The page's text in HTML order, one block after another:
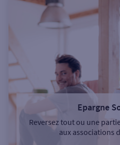
Epargne
Reversez tout ou une
aux associations